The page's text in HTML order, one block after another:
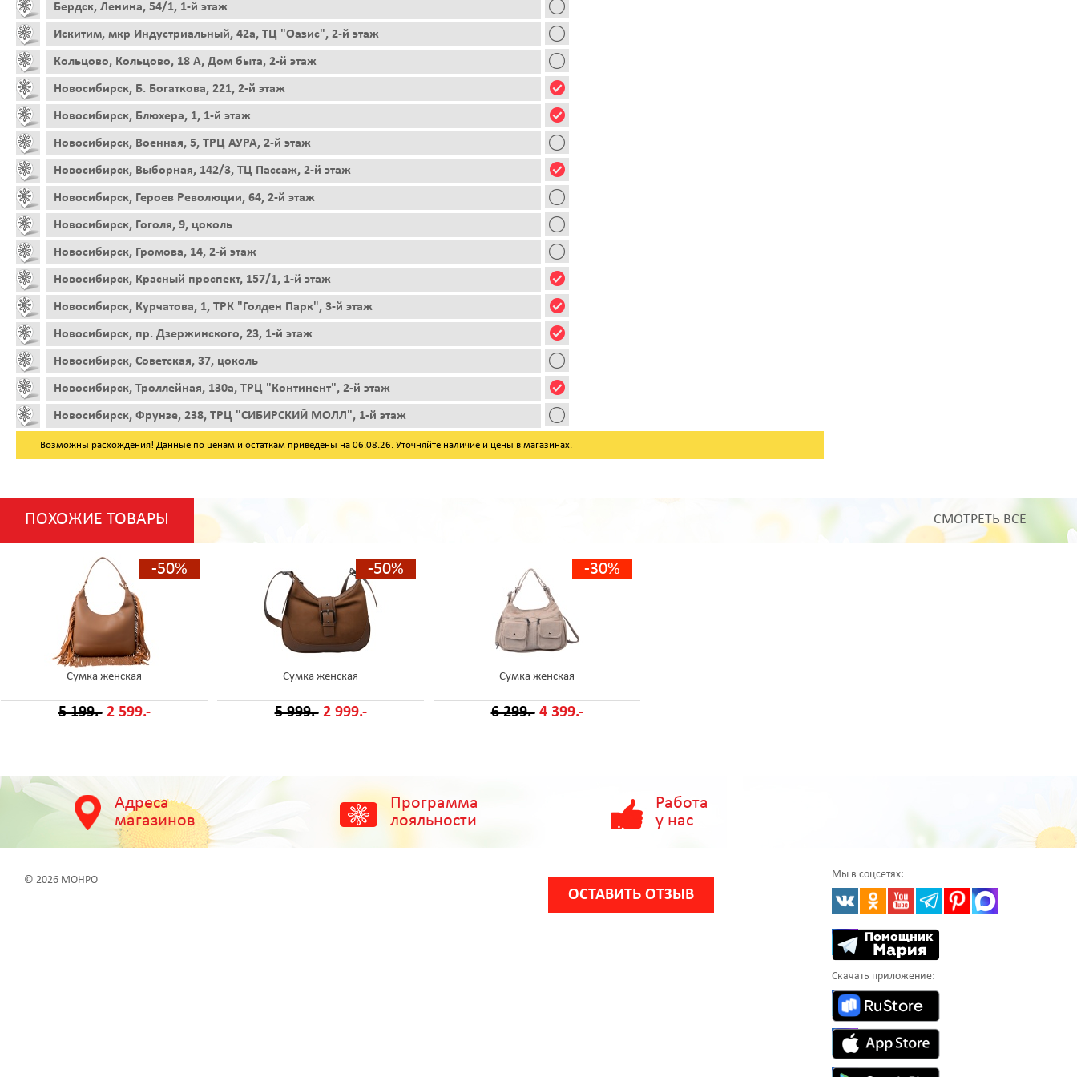
Бердск, Ленина, 54/1, 1-й этаж
Искитим, мкр Индустриальный, 42а, ТЦ "Оазис", 2-й этаж
Кольцово, Кольцово, 18 А, Дом быта, 2-й этаж
Новосибирск, Б. Богаткова, 221, 2-й этаж
Новосибирск, Блюхера, 1, 1-й этаж
Новосибирск, Военная, 5, ТРЦ АУРА, 2-й этаж
Новосибирск, Выборная, 142/3, ТЦ Пассаж, 2-й этаж
Новосибирск, Героев Революции, 64, 2-й этаж
Новосибирск, Гоголя, 9, цоколь
Новосибирск, Громова, 14, 2-й этаж
Новосибирск, Красный проспект, 157/1, 1-й этаж
Новосибирск, Курчатова, 1, ТРК "Голден Парк", 3-й этаж
Новосибирск, пр. Дзержинского, 23, 1-й этаж
Новосибирск, Советская, 37, цоколь
Новосибирск, Троллейная, 130а, ТРЦ "Континент", 2-й этаж
Новосибирск, Фрунзе, 238, ТРЦ "СИБИРСКИЙ МОЛЛ", 1-й этаж
Возможны расхождения! Данные по ценам и остаткам приведены на 06.08.26. Уточняйте наличие и цены в магазинах.
ПОХОЖИЕ ТОВАРЫ СМОТРЕТЬ ВСЕ
-50%
Сумка женская
5 199.- 2 599.-
-50%
Сумка женская
5 999.- 2 999.-
-30%
Сумка женская
6 299.- 4 399.-
Адреса
магазинов
Программа
лояльности
Работа
у нас
© 2026 МОНРО
ОСТАВИТЬ ОТЗЫВ
Мы в соцсетях:
Скачать приложение: